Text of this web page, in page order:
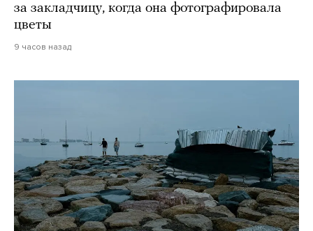
за закладчицу, когда она фотографировала
цветы
9 часов назад